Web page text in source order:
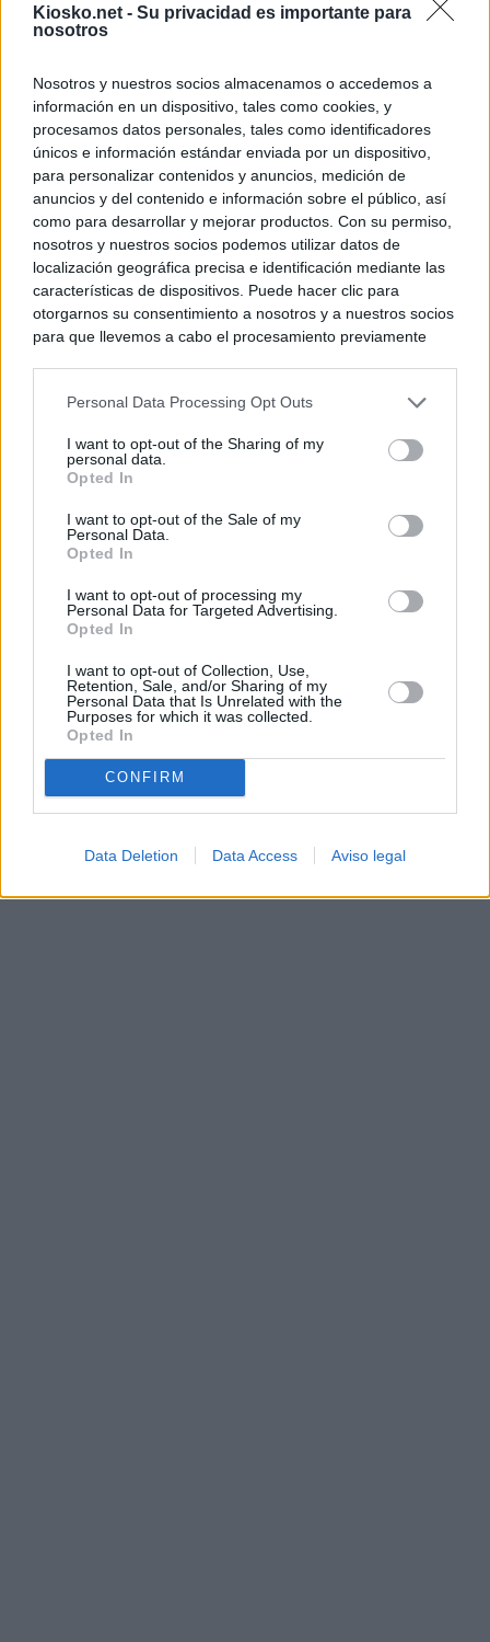
Kiosko.net - Su privacidad es importante para
nosotros
Nosotros y nuestros socios almacenamos o accedemos a
información en un dispositivo, tales como cookies, y
procesamos datos personales, tales como identificadores
únicos e información estándar enviada por un dispositivo,
para personalizar contenidos y anuncios, medición de
anuncios y del contenido e información sobre el público, así
como para desarrollar y mejorar productos. Con su permiso,
nosotros y nuestros socios podemos utilizar datos de
localización geográfica precisa e identificación mediante las
características de dispositivos. Puede hacer clic para
otorgarnos su consentimiento a nosotros y a nuestros socios
para que llevemos a cabo el procesamiento previamente
negar su consentimiento. Tenga en cuenta que algún
de su consentimiento, pero usted tiene el derecho de
rechazar tal procesamiento. Sus preferencias se aplicarán
cualquier momento entrando de nuevo en este sitio web o
visitando nuestra política de privacidad.
Personal Data Processing Opt Outs
I want to opt-out of the Sharing of my
personal data.
Opted In
I want to opt-out of the Sale of my
Personal Data.
Opted In
I want to opt-out of processing my
Personal Data for Targeted Advertising.
Opted In
I want to opt-out of Collection, Use,
Retention, Sale, and/or Sharing of my
Personal Data that Is Unrelated with the
Purposes for which it was collected.
Opted In
CONFIRM
Data Deletion Data Access Aviso legal